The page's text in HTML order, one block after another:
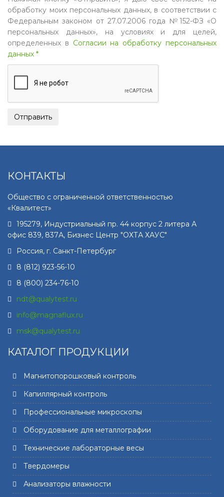
обработку моих персональных данных, в соответствии с
Федеральным законом от 27.07.2006 года №152-ФЗ «О
персональных данных», на условиях и для целей,
определенных в Согласии на обработку персональных
данных *
КОНТАКТЫ
Общество с ограниченной ответственностью
«Квалитест»
195279, Индустриальный пр. 44 корпус 2 литера А
офис 839, 837А, Бизнес Центр "ОХТА ХАУС"
Россия, г. Санкт-Петербург
8 (812) 923-56-10
8 (800) 234-76-10
ndt@qualytest.ru
info@magnaflux.ru
msk@qualytest.ru
КАТАЛОГ ПРОДУКЦИИ
Магнитопорошковый контроль
Капиллярный контроль
Профессиональные микроскопы
Оборудование для металлографии
Технические лабораторные весы
Твердомеры
Анализаторы влажности